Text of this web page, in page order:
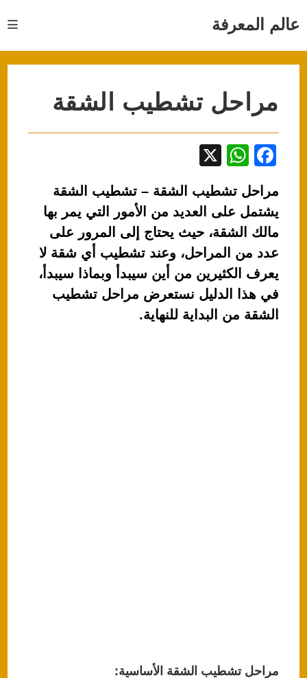
عالم المعرفة
مراحل تشطيب الشقة
F
c
e
b
o
o
k
W
at
s
A
p
p
مراحل تشطيب الشقة – تشطيب الشقة
يشتمل على العديد من الأمور التي يمر بها
مالك الشقة، حيث يحتاج إلى المرور على
عدد من المراحل، وعند تشطيب أي شقة لا
يعرف الكثيرين من أين سيبدأ وبماذا سيبدأ،
في هذا الدليل نستعرض مراحل تشطيب
الشقة من البداية للنهاية.
مراحل تشطيب الشقة الأساسية: